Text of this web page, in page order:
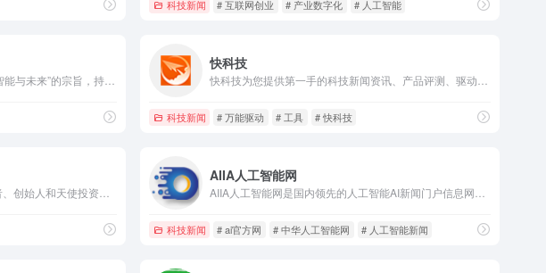
科技新闻 # 互联网创业 # 产业数字化 # 人工智能
雷峰网成立于2011年，秉承“关注智能与未来”的宗旨，持续对全球前沿技术趋势与产品动态进行深入调研与解读，是国内具有代表性的实力型科技新媒体与信息服务平台.
快科技
科技新闻 # 万能驱动 # 工具 # 快科技
AIIA人工智能网
科技新闻 # ai官方网 # 中华人工智能网 # 人工智能新闻